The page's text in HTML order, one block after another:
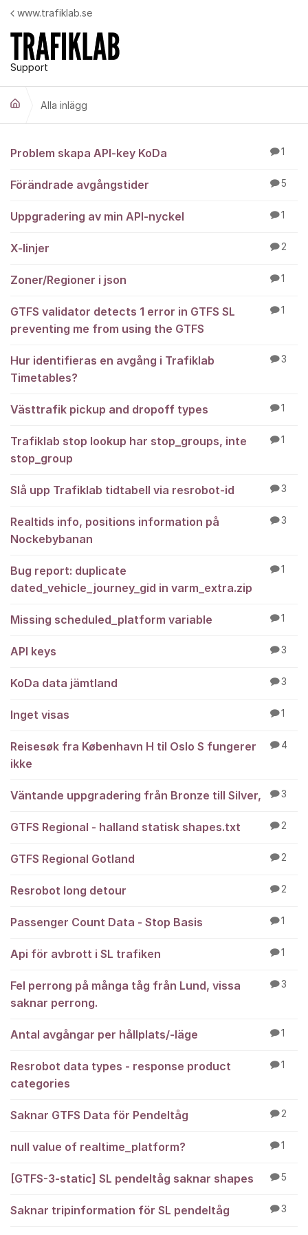
Hoppa till innehåll
Support
www.trafiklab.se
Alla inlägg
Alla inlägg
Problem skapa API-key KoDa 1
Förändrade avgångstider 5
Uppgradering av min API-nyckel 1
X-linjer 2
Zoner/Regioner i json 1
GTFS validator detects 1 error in GTFS SL
preventing me from using the GTFS
1
Hur identifieras en avgång i Trafiklab
Timetables?
3
Västtrafik pickup and dropoff types 1
Trafiklab stop lookup har stop_groups, inte
stop_group
1
Slå upp Trafiklab tidtabell via resrobot-id 3
Realtids info, positions information på
Nockebybanan
3
Bug report: duplicate
dated_vehicle_journey_gid in varm_extra.zip
1
Missing scheduled_platform variable 1
API keys 3
KoDa data jämtland 3
Inget visas 1
Reisesøk fra København H til Oslo S fungerer
ikke
4
Väntande uppgradering från Bronze till Silver, 3
GTFS Regional - halland statisk shapes.txt 2
GTFS Regional Gotland 2
Resrobot long detour 2
Passenger Count Data - Stop Basis 1
Api för avbrott i SL trafiken 1
Fel perrong på många tåg från Lund, vissa
saknar perrong.
3
Antal avgångar per hållplats/-läge 1
Resrobot data types - response product
categories
1
Saknar GTFS Data för Pendeltåg 2
null value of realtime_platform? 1
[GTFS-3-static] SL pendeltåg saknar shapes 5
Saknar tripinformation för SL pendeltåg 3